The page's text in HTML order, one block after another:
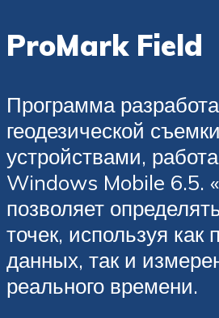
ProMark Field
Программа
геодезической съемки
устройствами,
Windows Mobile 6.5.
позволяет
точек, используя как
данных, так и
реального времени.